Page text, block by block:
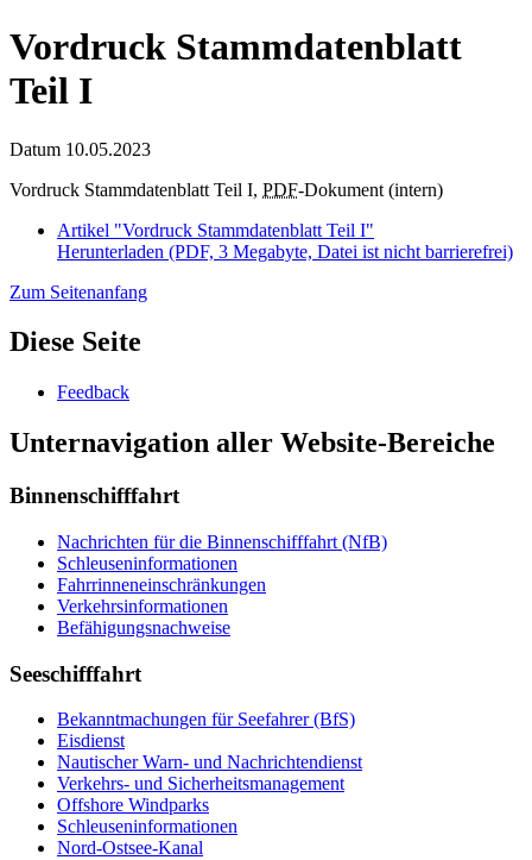
Vordruck Stammdatenblatt
Teil I
Datum 10.05.2023
Vordruck Stammdatenblatt Teil I, PDF-Dokument (intern)
Artikel "Vordruck Stammdatenblatt Teil I"
Herunterladen (PDF, 3 Megabyte, Datei ist nicht barrierefrei)
Zum Seitenanfang
Diese Seite
Feedback
Unternavigation aller Website-Bereiche
Binnenschifffahrt
Nachrichten für die Binnenschifffahrt (NfB)
Schleuseninformationen
Fahrrinneneinschränkungen
Verkehrsinformationen
Befähigungsnachweise
Seeschifffahrt
Bekanntmachungen für Seefahrer (BfS)
Eisdienst
Nautischer Warn- und Nachrichtendienst
Verkehrs- und Sicherheitsmanagement
Offshore Windparks
Schleuseninformationen
Nord-Ostsee-Kanal